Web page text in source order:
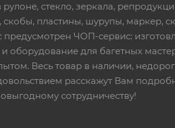
стекло, зеркала,
пластины, шурупы, маркер,
предусмотрен ЧОП-сервис:
оборудование для багетных
Весь товар в наличии,
расскажут Вам
сотрудничеству!